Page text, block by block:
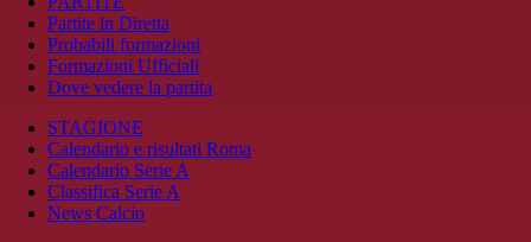
Partite in Diretta
Probabili formazioni
Formazioni Ufficiali
Dove vedere la partita
STAGIONE
Calendario e risultati Roma
Calendario Serie A
Classifica Serie A
News Calcio